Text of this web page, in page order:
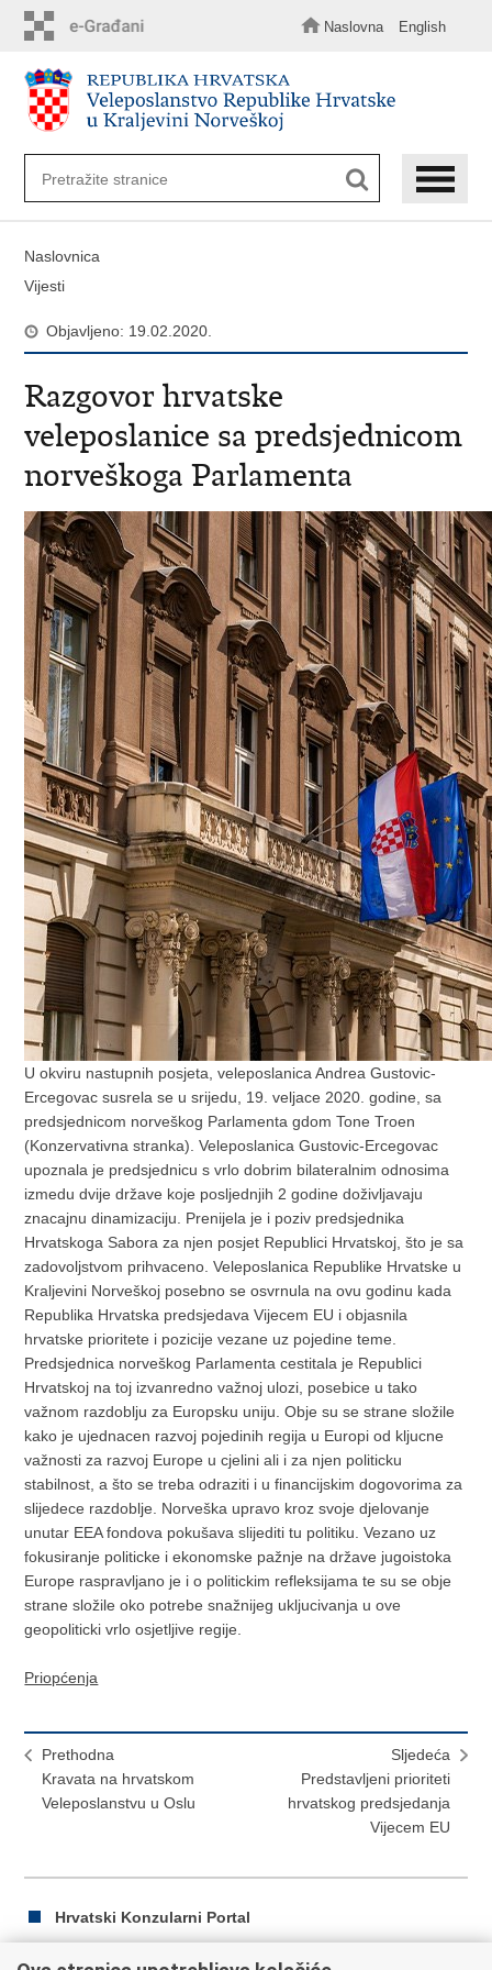
sadržaj
Naslovna English
Naslovnica
Vijesti
Objavljeno: 19.02.2020.
Razgovor hrvatske
veleposlanice sa predsjednicom
norveškoga Parlamenta
U okviru nastupnih posjeta, veleposlanica Andrea Gustovic-
Ercegovac susrela se u srijedu, 19. veljace 2020. godine, sa
predsjednicom norveškog Parlamenta gdom Tone Troen
(Konzervativna stranka). Veleposlanica Gustovic-Ercegovac
upoznala je predsjednicu s vrlo dobrim bilateralnim odnosima
izmedu dvije države koje posljednjih 2 godine doživljavaju
znacajnu dinamizaciju. Prenijela je i poziv predsjednika
Hrvatskoga Sabora za njen posjet Republici Hrvatskoj, što je sa
zadovoljstvom prihvaceno. Veleposlanica Republike Hrvatske u
Kraljevini Norveškoj posebno se osvrnula na ovu godinu kada
Republika Hrvatska predsjedava Vijecem EU i objasnila
hrvatske prioritete i pozicije vezane uz pojedine teme.
Predsjednica norveškog Parlamenta cestitala je Republici
Hrvatskoj na toj izvanredno važnoj ulozi, posebice u tako
važnom razdoblju za Europsku uniju. Obje su se strane složile
kako je ujednacen razvoj pojedinih regija u Europi od kljucne
važnosti za razvoj Europe u cjelini ali i za njen politicku
stabilnost, a što se treba odraziti i u financijskim dogovorima za
slijedece razdoblje. Norveška upravo kroz svoje djelovanje
unutar EEA fondova pokušava slijediti tu politiku. Vezano uz
fokusiranje politicke i ekonomske pažnje na države jugoistoka
Europe raspravljano je i o politickim refleksijama te su se obje
strane složile oko potrebe snažnijeg ukljucivanja u ove
geopoliticki vrlo osjetljive regije.
Priopćenja
Prethodna
Kravata na hrvatskom
Veleposlanstvu u Oslu
Sljedeća
Predstavljeni prioriteti
hrvatskog predsjedanja
Vijecem EU
Hrvatski Konzularni Portal